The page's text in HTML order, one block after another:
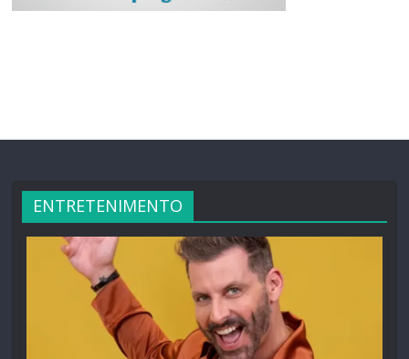
ENTRETENIMENTO